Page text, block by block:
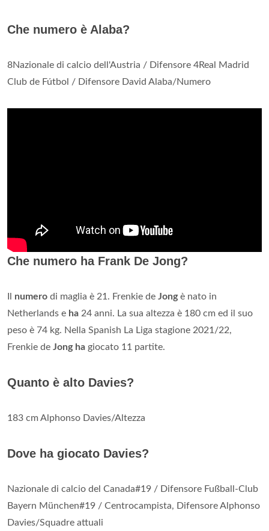
Che numero è Alaba?
8Nazionale di calcio dell'Austria / Difensore 4Real Madrid
Club de Fútbol / Difensore David Alaba/Numero
Che numero ha Frank De Jong?
numero di maglia è 21. Frenkie de Jongè nato in
Netherlands e ha 24 anni. La sua altezza è 180 cm ed il suo
peso è 74 kg. Nella Spanish La Liga stagione 2021/22,
Frenkie de Jong ha giocato 11 partite.
Quanto è alto Davies?
183 cm Alphonso Davies/Altezza
Dove ha giocato Davies?
Nazionale di calcio del Canada#19 / Difensore Fußball-Club
Bayern München#19 / Centrocampista, Difensore Alphonso
Davies/Squadre attuali